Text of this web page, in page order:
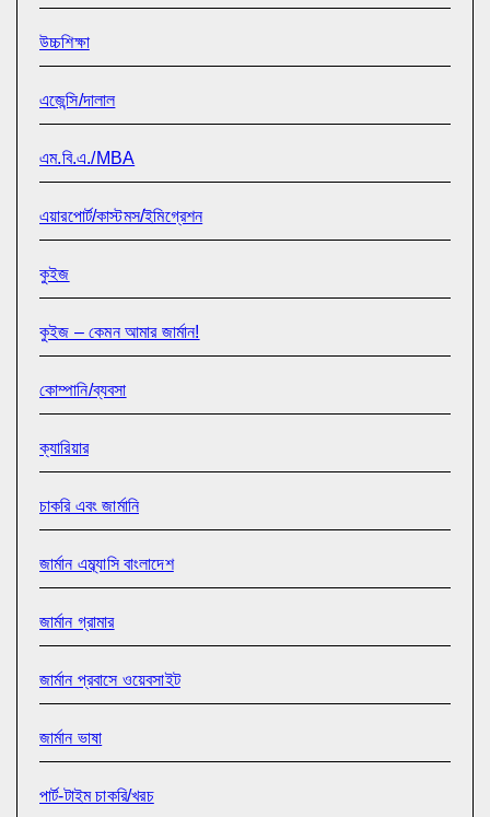
উচ্চশিক্ষা
এজেন্সি/দালাল
এম.বি.এ./MBA
এয়ারপোর্ট/কাস্টমস/ইমিগ্রেশন
কুইজ
কুইজ – কেমন আমার জার্মান!
কোম্পানি/ব্যবসা
ক্যারিয়ার
চাকরি এবং জার্মানি
জার্মান এম্ব্যাসি বাংলাদেশ
জার্মান গ্রামার
জার্মান প্রবাসে ওয়েবসাইট
জার্মান ভাষা
পার্ট-টাইম চাকরি/খরচ